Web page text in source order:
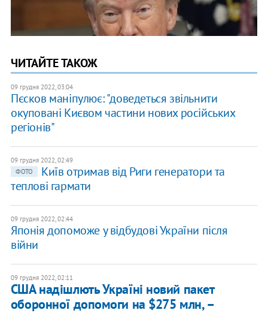
ЧИТАЙТЕ ТАКОЖ
09 грудня 2022, 03:04
Пєсков маніпулює: "доведеться звільнити
окуповані Києвом частини нових російських
регіонів"
09 грудня 2022, 02:49
ФОТО
Київ отримав від Риги генератори та
теплові гармати
09 грудня 2022, 02:44
Японія допоможе у відбудові України після
війни
09 грудня 2022, 02:11
США надішлють Україні новий пакет
оборонної допомоги на $275 млн, –